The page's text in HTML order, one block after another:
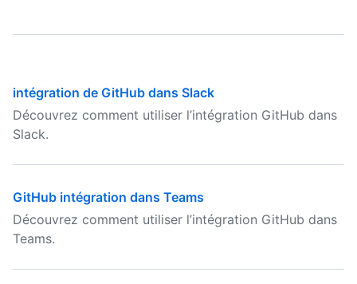
intégration de GitHub dans Slack
Découvrez comment utiliser l’intégration GitHub dans
Slack.
GitHub intégration dans Teams
Découvrez comment utiliser l’intégration GitHub dans
Teams.